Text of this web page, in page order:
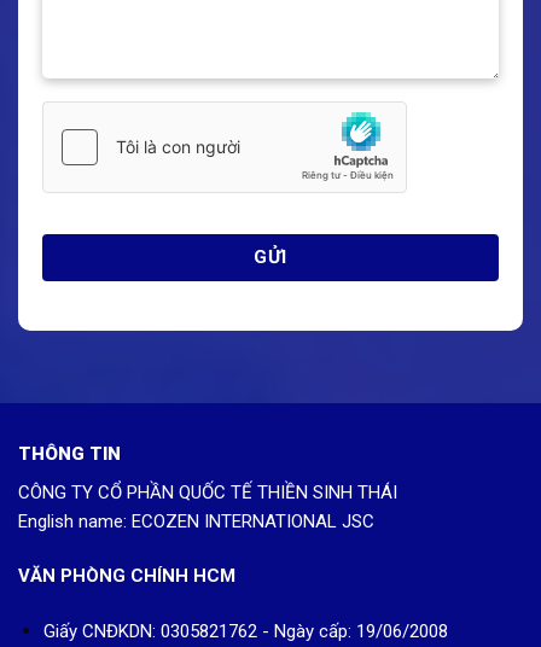
THÔNG TIN
CÔNG TY CỔ PHẦN QUỐC TẾ THIỀN SINH THÁI
English name: ECOZEN INTERNATIONAL JSC
VĂN PHÒNG CHÍNH HCM
Giấy CNĐKDN: 0305821762 - Ngày cấp: 19/06/2008